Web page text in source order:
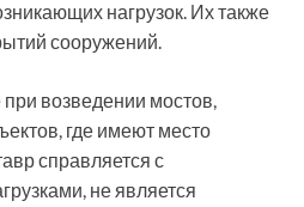
нагрузок. Их также
сооружений.
возведении мостов,
где имеют место
справляется с
не является